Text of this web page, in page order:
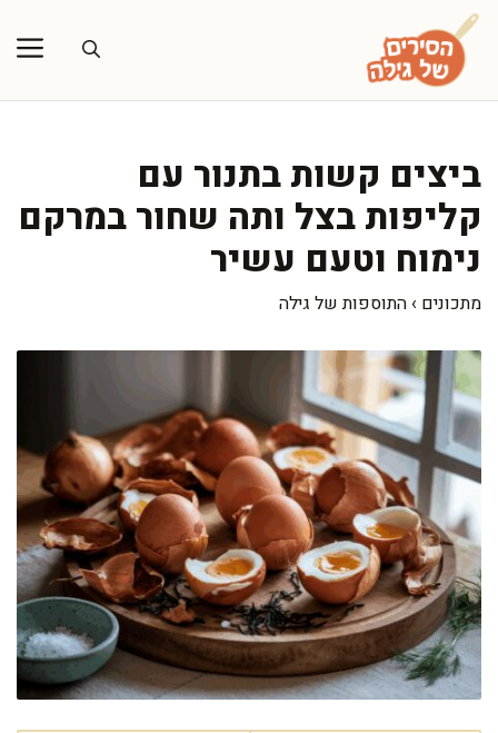
לדלג
לתוכן
ביצים קשות בתנור עם
קליפות בצל ותה שחור במרקם
נימוח וטעם עשיר
מתכונים › התוספות של גילה